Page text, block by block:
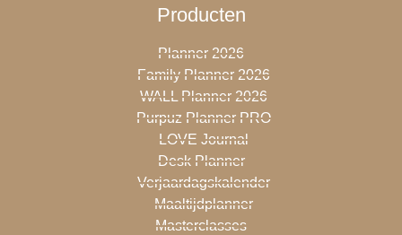
Producten
Planner 2026
Family Planner 2026
WALL Planner 2026
Purpuz Planner PRO
LOVE Journal
Desk Planner
Verjaardagskalender
Maaltijdplanner
Masterclasses